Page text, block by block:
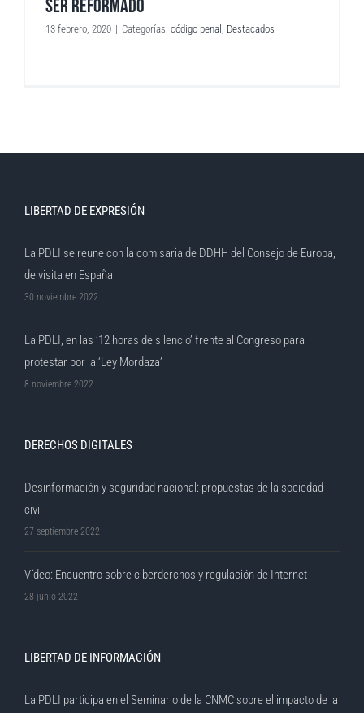
SER REFORMADO
13 febrero, 2020 | Categorías: código penal Destacados
LIBERTAD DE EXPRESIÓN
La PDLI se reune con la comisaria de DDHH del Consejo de Europa,
de visita en España
30 noviembre 2022
La PDLI, en las ’12 horas de silencio’ frente al Congreso para
protestar por la ‘Ley Mordaza’
8 noviembre 2022
DERECHOS DIGITALES
Desinformación y seguridad nacional: propuestas de la sociedad
civil
27 septiembre 2022
Vídeo: Encuentro sobre ciberderchos y regulación de Internet
28 junio 2022
LIBERTAD DE INFORMACIÓN
La PDLI participa en el Seminario de la CNMC sobre el impacto de la